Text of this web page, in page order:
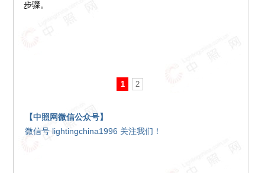
步骤。
1 2
【中照网微信公众号】
微信号 lightingchina1996 关注我们！